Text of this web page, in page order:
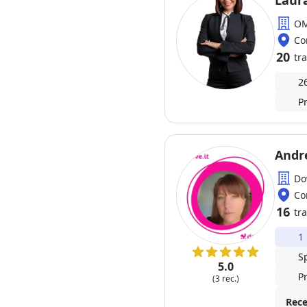
20
5.0
(3 rec.)
16
1